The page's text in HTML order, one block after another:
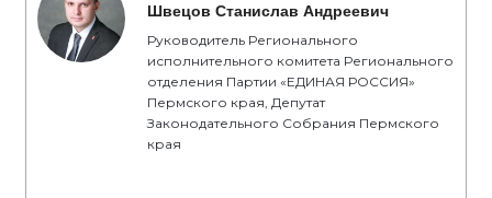
Швецов Станислав Андреевич
Руководитель Регионального
исполнительного комитета Регионального
отделения Партии «ЕДИНАЯ РОССИЯ»
Пермского края, Депутат
Законодательного Собрания Пермского
края